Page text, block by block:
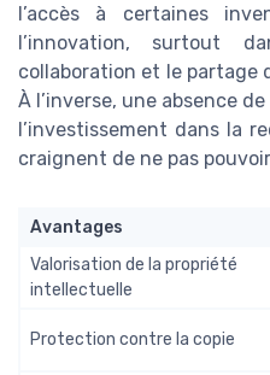
l’accès à certaines
l’innovation, surtout
collaboration et le partage
À l’inverse, une absence
l’investissement dans la
craignent de ne pas
Avantages
Valorisation de la propriété
intellectuelle
Protection contre la copie